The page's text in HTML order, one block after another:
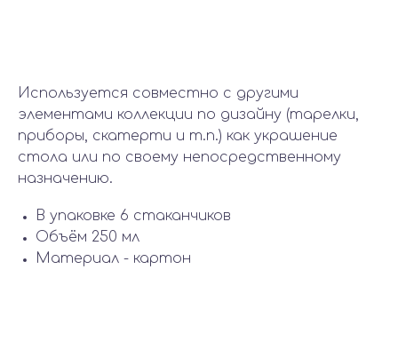
Используется совместно с другими
элементами коллекции по дизайну (тарелки,
приборы, скатерти и т.п.) как украшение
стола или по своему непосредственному
назначению.
В упаковке 6 стаканчиков
Объём 250 мл
Материал - картон